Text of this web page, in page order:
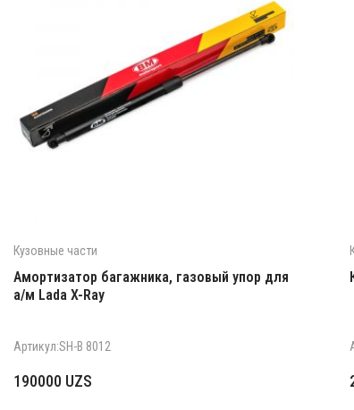
Кузовные части
Амортизатор багажника, газовый упор для
а/м Lada X-Ray
Артикул:SH-B 8012
190000 UZS